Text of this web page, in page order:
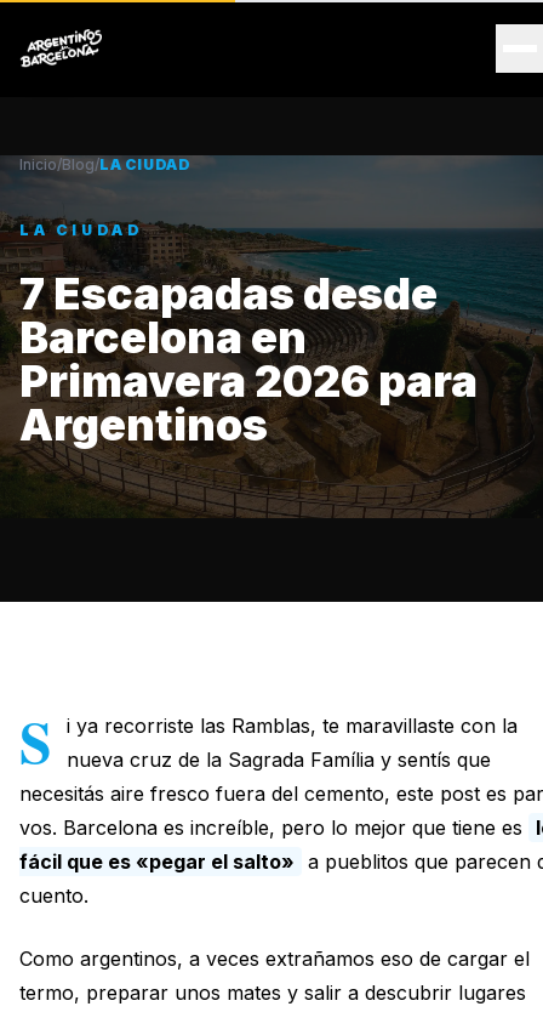
Inicio/Blog/LA CIUDAD
LA CIUDAD
7 Escapadas desde
Barcelona en
Primavera 2026 para
Argentinos
S
i ya recorriste las Ramblas, te maravillaste con la
nueva cruz de la Sagrada Família y sentís que
necesitás aire fresco fuera del cemento, este post es
vos. Barcelona es increíble, pero lo mejor que tiene es
fácil que es «pegar el salto» a pueblitos que parecen
cuento.
Como argentinos, a veces extrañamos eso de cargar el
termo, preparar unos mates y salir a descubrir lugares